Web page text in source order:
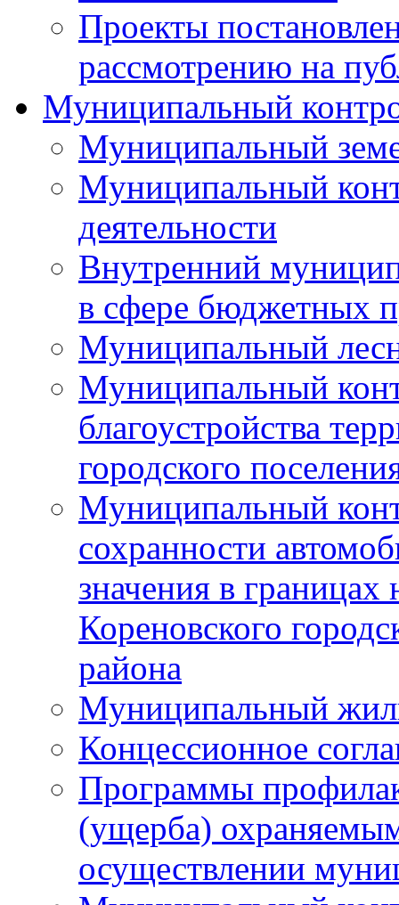
Проекты
рассмотрению на
Муниципальный
Муниципальный
Муниципальный
деятельности
Внутренний
в сфере бюджетных
Муниципальный
Муниципальный
благоустройства
городского
Муниципальный
сохранности
значения в
Кореновского
района
Муниципальный
Концессионное
Программы
(ущерба)
осуществлении